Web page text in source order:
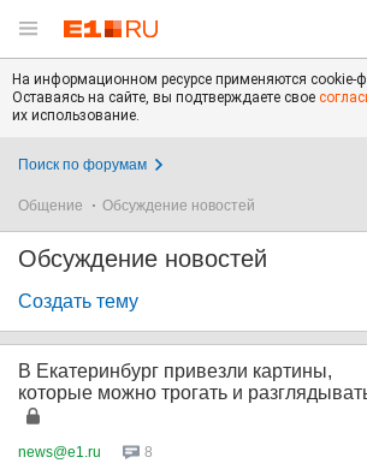
На информационном ресурсе применяются cookie-
Оставаясь на сайте, вы подтверждаете свое
их использование.
Поиск по форумам
Общение Обсуждение новостей
Обсуждение новостей
Создать тему
В Екатеринбург привезли картины,
которые можно трогать и
news@e1.ru 8